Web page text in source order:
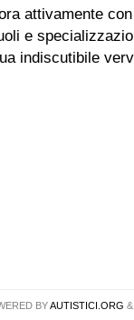
attivamente
e
indiscutibile
BYAUTISTICI.ORG